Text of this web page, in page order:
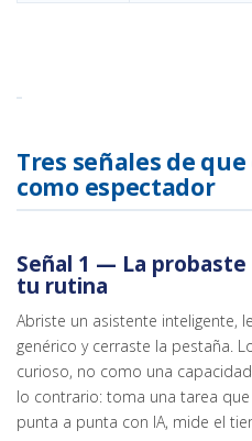
Tres señales de
como espectador
Señal 1 — La
tu rutina
Abriste un asistente inteligente,
genérico y cerraste la pestaña.
curioso, no como una
lo contrario: toma una tarea
punta a punta con IA, mide el